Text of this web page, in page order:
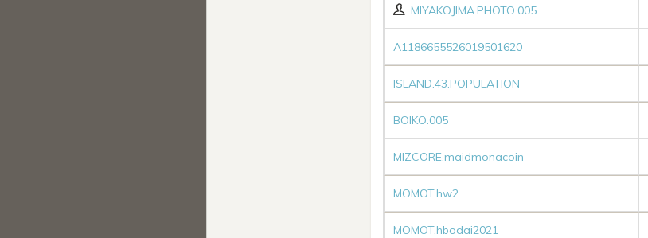
MIYAKOJIMA.PHOTO.005
A1186655526019501620
ISLAND.43.POPULATION
BOIKO.005
MIZCORE.maidmonacoin
MOMOT.hw2
MOMOT.hbodai2021